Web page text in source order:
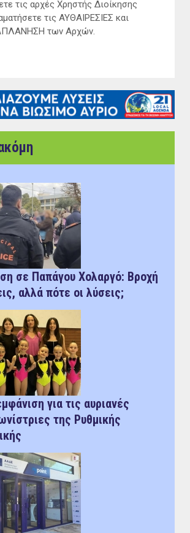
τις αρχές Χρηστής Διοίκησης
τις ΑΥΘΑΙΡΕΣΙΕΣ και
των Αρχών.
σε Παπάγου Χολαργό: Bροχή
αλλά πότε οι λύσεις;
για τις αυριανές
της Ρυθμικής